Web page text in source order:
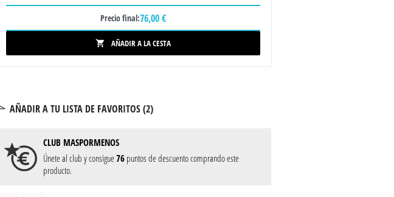
Precio final:76,00 €
 AÑADIR A LA CESTA
AÑADIR A TU LISTA DE FAVORITOS (2)
CLUB MASPORMENOS
Únete al club y consigue76puntos de descuento comprando este
producto.